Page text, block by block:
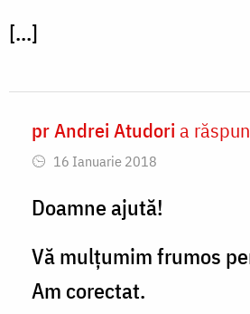
[...]
In
reply
to
ziua.
Nu
pr Andrei Atudori a
16 Ianuarie 2018
Doamne ajută!
Vă mulțumim frumos
Am corectat.